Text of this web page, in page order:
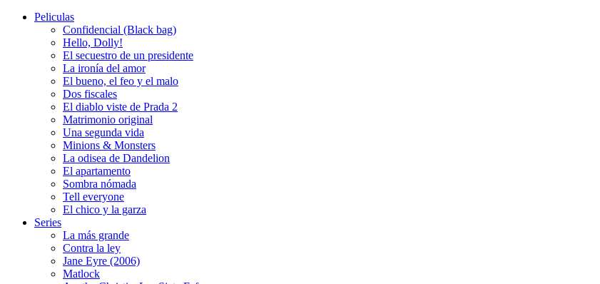
Peliculas
Confidencial (Black bag)
Hello, Dolly!
El secuestro de un presidente
La ironía del amor
El bueno, el feo y el malo
Dos fiscales
El diablo viste de Prada 2
Matrimonio original
Una segunda vida
Minions & Monsters
La odisea de Dandelion
El apartamento
Sombra nómada
Tell everyone
El chico y la garza
Series
La más grande
Contra la ley
Jane Eyre (2006)
Matlock